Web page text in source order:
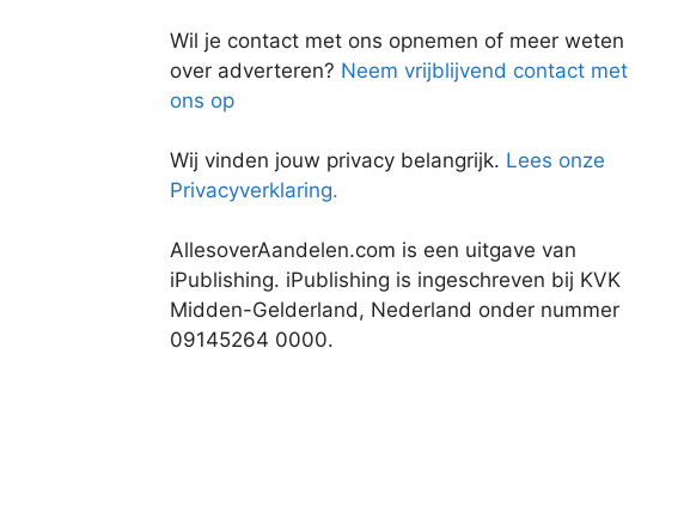
Wil je contact met ons opnemen of meer weten
over adverteren? Neem vrijblijvend contact met
ons op
Wij vinden jouw privacy belangrijk. Lees onze
Privacyverklaring.
AllesoverAandelen.com is een uitgave van
iPublishing. iPublishing is ingeschreven bij KVK
Midden-Gelderland, Nederland onder nummer
09145264 0000.